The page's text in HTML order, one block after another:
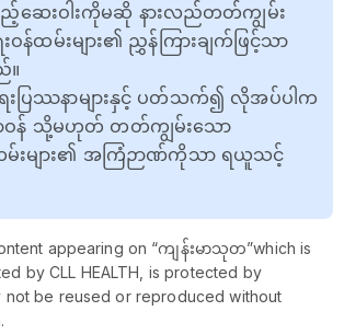
ဆေးဝါးကိုမဆို နားလည်တတ်ကျွမ်း
ဝန်ထမ်းများ၏ ညွှန်ကြားချက်ဖြင့်သာ
။
းပြဿနာများနှင့် ပတ်သက်၍ လိုအပ်ပါက
ဝန် သို့မဟုတ် တတ်ကျွမ်းသော
ထမ်းများ၏ အကြံဉာဏ်ကိုသာ ရယူသင့်
appearing on “ကျန်းမာသုတ”which is
by CLL HEALTH, is protected by
not be reused or reproduced without